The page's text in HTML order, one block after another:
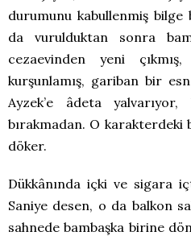
durumunu kabullenmiş bilge
da vurulduktan sonra
cezaevinden yeni
kurşunlamış, gariban bir
Ayzek’e âdeta
bırakmadan. O karakterdeki
döker.
Dükkânında içki ve sigara
Saniye desen, o da balkon
sahnede bambaşka birine